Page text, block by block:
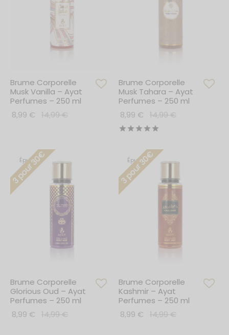
Brume Corporelle
Musk Vanilla – Ayat
Perfumes – 250 ml
8,99 € 14,99€
Brume Corporelle
Musk Tahara – Ayat
Perfumes – 250 ml
8,99 € 14,99€
3 pour 30€
Épuisé
Brume Corporelle
Glorious Oud – Ayat
Perfumes – 250 ml
8,99 € 14,99€
3 pour 30€
Épuisé
Brume Corporelle
Kashmir – Ayat
Perfumes – 250 ml
8,99 € 14,99€